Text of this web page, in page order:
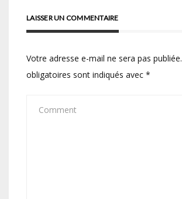
LAISSER UN COMMENTAIRE
Votre adresse e-mail ne sera pas publiée.
obligatoires sont indiqués avec *